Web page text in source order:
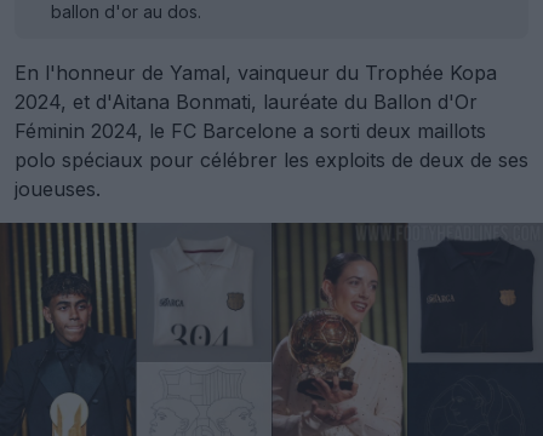
ballon d'or au dos.
En l'honneur de Yamal, vainqueur du Trophée Kopa
2024, et d'Aitana Bonmati, lauréate du Ballon d'Or
Féminin 2024, le FC Barcelone a sorti deux maillots
polo spéciaux pour célébrer les exploits de deux de ses
joueuses.